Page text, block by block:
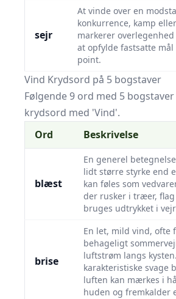
sejr
At vinde over en
konkurrence, kamp
markerer
at opfylde fastsatte
point.
Vind Krydsord på 5 bogstaver
Følgende 9 ord med 5
krydsord med 'Vind'.
Ord
Beskrivelse
blæst
En generel
lidt større styrke end
kan føles som
der rusker i træer,
bruges udtrykket i
brise
En let, mild vind, ofte
behageligt
luftstrøm langs
karakteristiske svage
luften kan mærkes i
huden og fremkalder